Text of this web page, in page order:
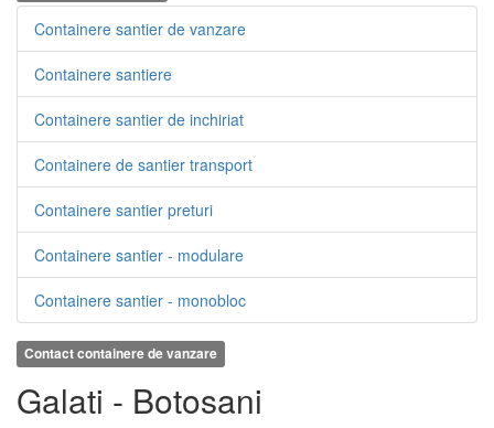
Containere santier de vanzare
Containere santiere
Containere santier de inchiriat
Containere de santier transport
Containere santier preturi
Containere santier - modulare
Containere santier - monobloc
Contact containere de vanzare
Galati - Botosani